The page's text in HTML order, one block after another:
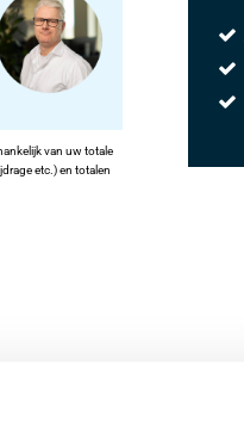
van uw totale
etc.) en totalen